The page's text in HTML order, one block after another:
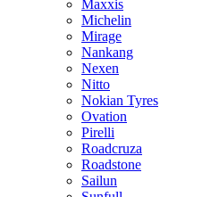
Maxxis
Michelin
Mirage
Nankang
Nexen
Nitto
Nokian Tyres
Ovation
Pirelli
Roadcruza
Roadstone
Sailun